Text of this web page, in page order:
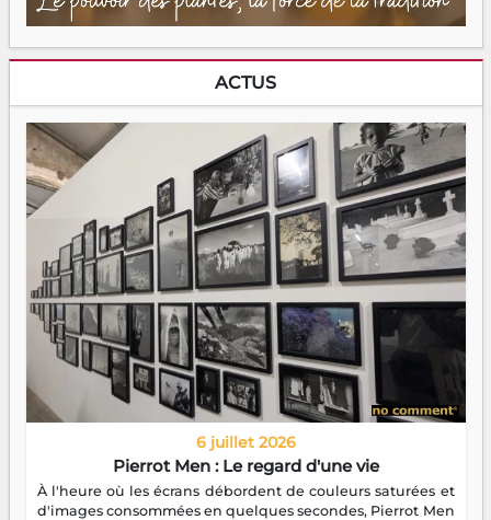
ACTUS
6 juillet 2026
Pierrot Men : Le regard d'une vie
À l'heure où les écrans débordent de couleurs saturées et
d'images consommées en quelques secondes, Pierrot Men